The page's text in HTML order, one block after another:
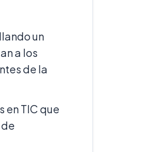
un
a los
de la
TIC que